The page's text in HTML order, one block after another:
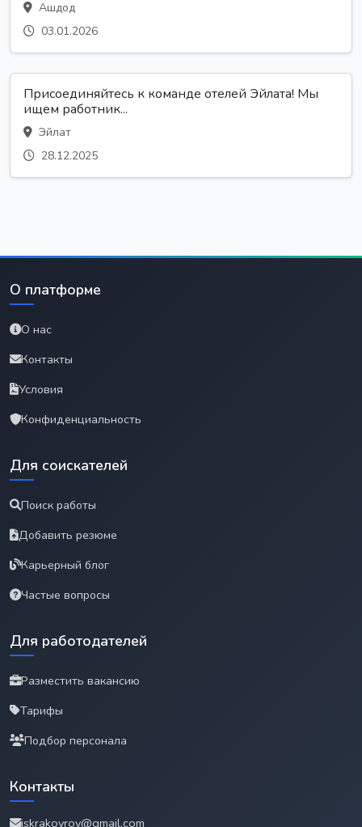
Ашдод
03.01.2026
Присоединяйтесь к команде отелей Эйлата! Мы
ищем работник...
Эйлат
28.12.2025
О платформе
О нас
Контакты
Условия
Конфиденциальность
Для соискателей
Поиск работы
Добавить резюме
Карьерный блог
Частые вопросы
Для работодателей
Разместить вакансию
Тарифы
Подбор персонала
Контакты
iskrakovrov@gmail.com